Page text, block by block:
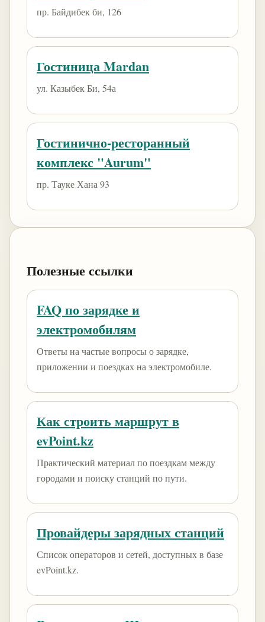
пр. Байдибек би, 126
Гостиница Mardan
ул. Казыбек Би, 54а
Гостинично-ресторанный
комплекс "Aurum"
пр. Тауке Хана 93
Полезные ссылки
FAQ по зарядке и
электромобилям
Ответы на частые вопросы о зарядке,
приложении и поездках на электромобиле.
Как строить маршрут в
evPoint.kz
Практический материал по поездкам между
городами и поиску станций по пути.
Провайдеры зарядных станций
Список операторов и сетей, доступных в базе
evPoint.kz.